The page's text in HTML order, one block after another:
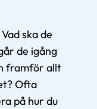
ska de
de igång
framför allt
Ofta
på hur du